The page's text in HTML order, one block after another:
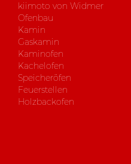
kiimoto von Widmer
Ofenbau
Kamin
Gaskamin
Kaminofen
Kachelofen
Speicheröfen
Feuerstellen
Holzbackofen